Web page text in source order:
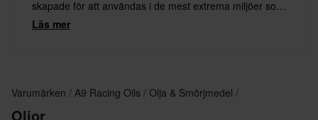
skapade för att användas i de mest extrema miljöer som
motorer och din hoj kan utsättas för
Läs mer
Varumärken A9 Racing Oils Olja & Smörjmedel
Oljor